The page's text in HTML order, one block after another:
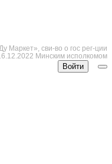
Маркет», сви-во о гос рег-ции
Минским исполкомом
Войти